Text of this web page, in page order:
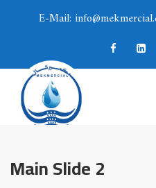
E-Mail:
Main Slide 2